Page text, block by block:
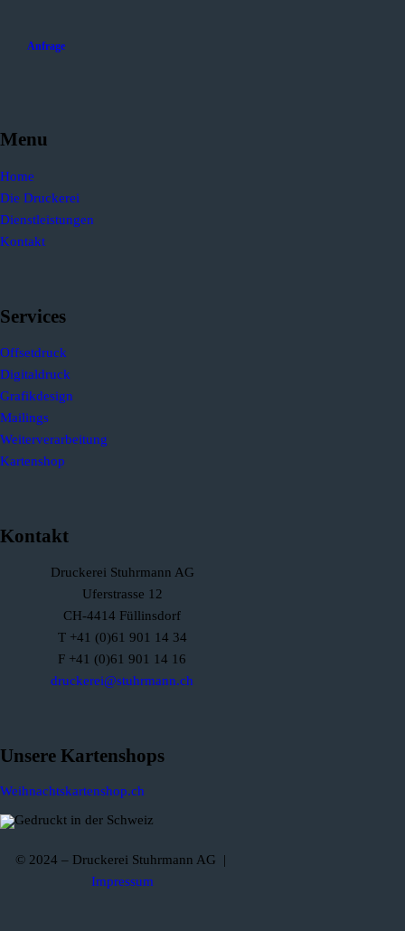
Anfrage
Menu
Home
Die Druckerei
Dienstleistungen
Kontakt
Services
Offsetdruck
Digitaldruck
Grafikdesign
Mailings
Weiterverarbeitung
Kartenshop
Kontakt
Druckerei Stuhrmann AG
Uferstrasse 12
CH-4414 Füllinsdorf
T +41 (0)61 901 14 34
F +41 (0)61 901 14 16
druckerei@stuhrmann.ch
Unsere Kartenshops
Weihnachtskartenshop.ch
© 2024 – Druckerei Stuhrmann AG |
Impressum